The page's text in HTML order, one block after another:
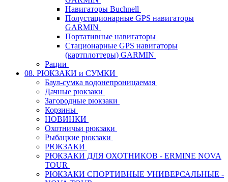
Навигаторы Buchnell
Полустационарные GPS навигаторы
GARMIN
Портативные навигаторы
Стационарные GPS навигаторы
(картплоттеры) GARMIN
Рации
08. РЮКЗАКИ и СУМКИ
Баул-сумка водонепроницаемая
Дачные рюкзаки
Загородные рюкзаки
Корзины
НОВИНКИ
Охотничьи рюкзаки
Рыбацкие рюкзаки
РЮКЗАКИ
РЮКЗАКИ ДЛЯ ОХОТНИКОВ - ERMINE NOVA
TOUR
РЮКЗАКИ СПОРТИВНЫЕ УНИВЕРСАЛЬНЫЕ -